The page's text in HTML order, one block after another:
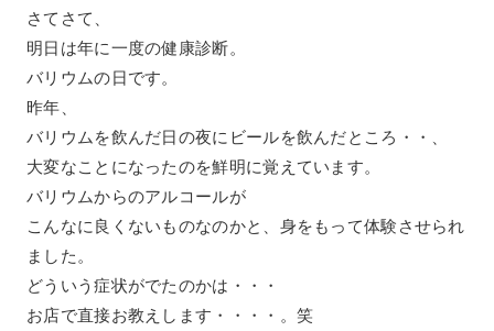
さてさて、
明日は年に一度の健康診断。
バリウムの日です。
昨年、
バリウムを飲んだ日の夜にビールを飲んだところ・・、
大変なことになったのを鮮明に覚えています。
バリウムからのアルコールが
こんなに良くないものなのかと、身をもって体験させられ
ました。
どういう症状がでたのかは・・・
お店で直接お教えします・・・・。笑